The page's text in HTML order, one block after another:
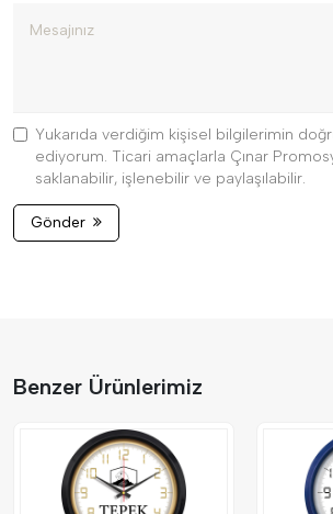
Yukarıda verdiğim kişisel bilgilerimin
ediyorum. Ticari amaçlarla Çınar
saklanabilir, işlenebilir ve paylaşılabilir.
Gönder
Benzer Ürünlerimiz